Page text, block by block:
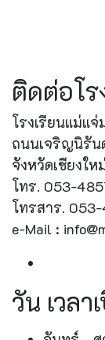
ติดต่อโร
โรงเรียนแม่แจ่
ถนนเจริญนิรัน
จังหวัดเชียงใ
โทร. 053-
โทรสาร.
e-Mail :
วัน เวล